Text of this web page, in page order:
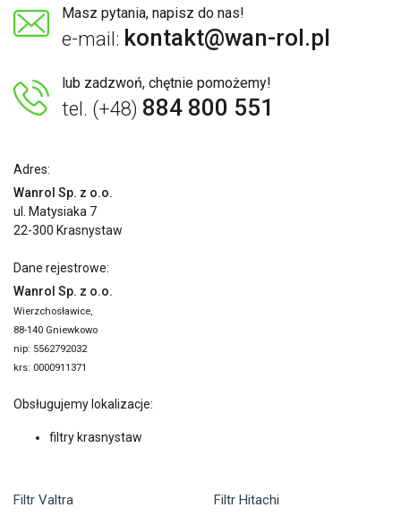
Masz pytania, napisz do nas!
e-mail: kontakt@wan-rol.pl
lub zadzwoń, chętnie pomożemy!
tel. (+48) 884 800 551
Adres:
Wanrol Sp. z o.o.
ul. Matysiaka 7
22-300 Krasnystaw
Dane rejestrowe:
Wanrol Sp. z o.o.
Wierzchosławice,
88-140 Gniewkowo
nip: 5562792032
krs: 0000911371
Obsługujemy lokalizacje:
filtry krasnystaw
Filtr Valtra Filtr Hitachi